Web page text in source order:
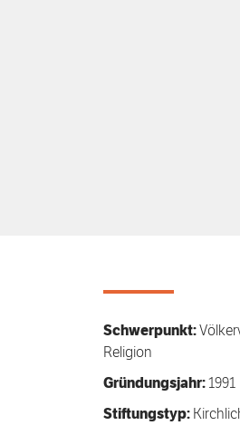
Schwerpunkt:
Religion
Gründungsjahr:1991
Stiftungstyp: